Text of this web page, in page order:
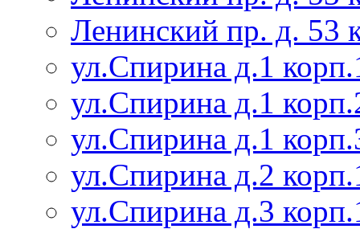
Ленинский пр. д. 53
ул.Спирина д.1
ул.Спирина д.1
ул.Спирина д.1
ул.Спирина д.2
ул.Спирина д.3